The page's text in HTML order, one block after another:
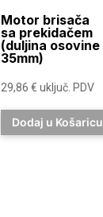
Motor brisača
sa prekidačem
(duljina osovine
35mm)
29,86€ uključ. PDV
Dodaj u Košaricu